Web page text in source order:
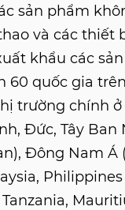
sản phẩm
và các thiết
khẩu các
60 quốc gia
trường chính
Đức, Tây Ban
Đông Nam Á
Philippines